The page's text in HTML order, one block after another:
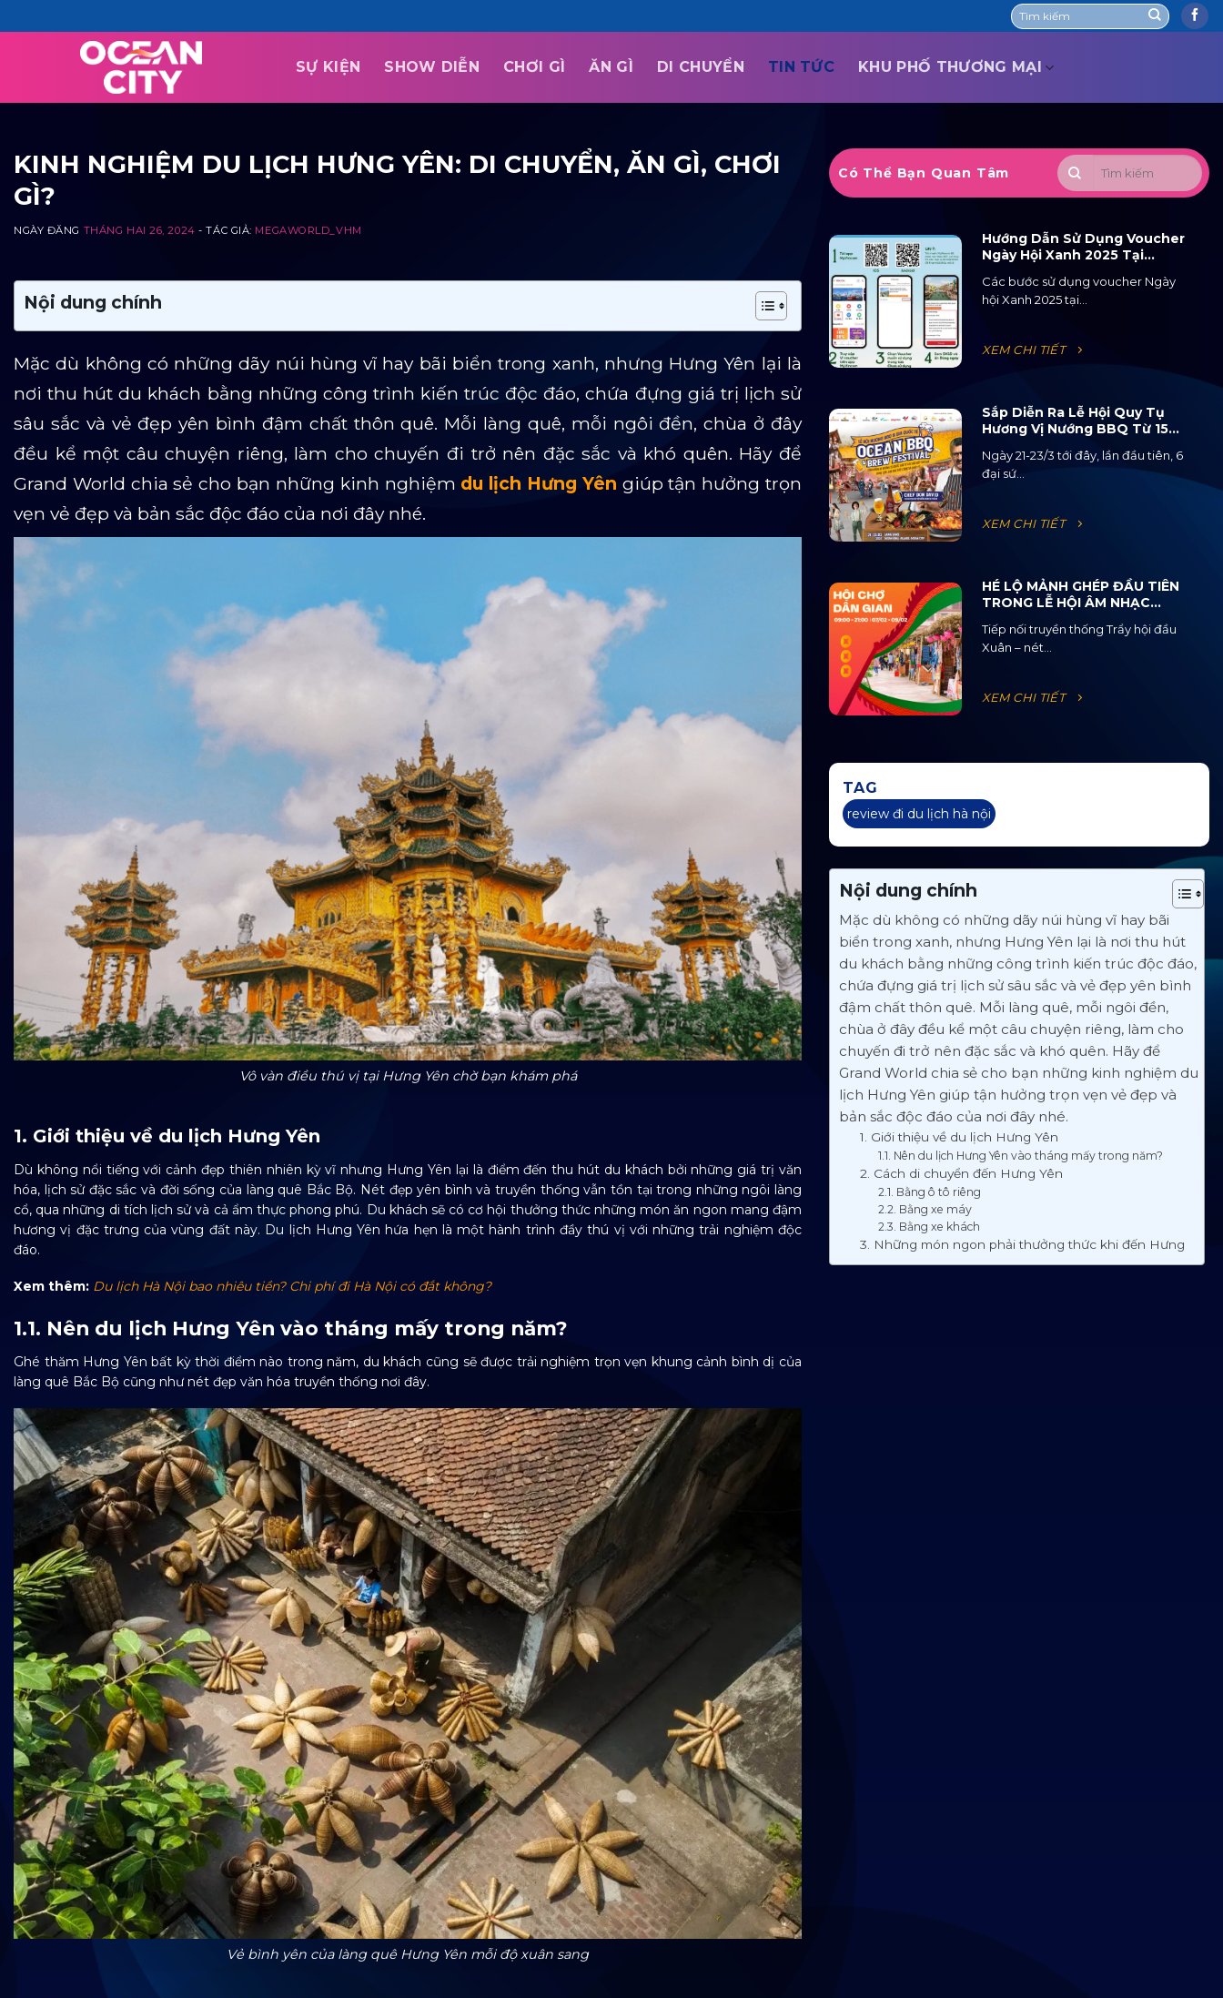
to
SỰ KIỆN SHOW DIỄN CHƠI GÌ ĂN GÌ DI CHUYỂN TIN TỨC KHU PHỐ THƯƠNG MẠI
KINH NGHIỆM DU LỊCH HƯNG YÊN: DI CHUYỂN, ĂN GÌ, CHƠI
GÌ?
NGÀY ĐĂNG THÁNG HAI 26, 2024 - TÁC GIẢ: MEGAWORLD_VHM
Nội dung chính
Mặc dù không có những dãy núi hùng vĩ hay bãi biển trong xanh, nhưng Hưng Yên lại là
nơi thu hút du khách bằng những công trình kiến trúc độc đáo, chứa đựng giá trị lịch sử
sâu sắc và vẻ đẹp yên bình đậm chất thôn quê. Mỗi làng quê, mỗi ngôi đền, chùa ở đây
đều kể một câu chuyện riêng, làm cho chuyến đi trở nên đặc sắc và khó quên. Hãy để
Grand World chia sẻ cho bạn những kinh nghiệm du lịch Hưng Yên giúp tận hưởng trọn
vẹn vẻ đẹp và bản sắc độc đáo của nơi đây nhé.
Vô vàn điều thú vị tại Hưng Yên chờ bạn khám phá
1. Giới thiệu về du lịch Hưng Yên
Dù không nổi tiếng với cảnh đẹp thiên nhiên kỳ vĩ nhưng Hưng Yên lại là điểm đến thu hút du khách bởi những giá trị văn
hóa, lịch sử đặc sắc và đời sống của làng quê Bắc Bộ. Nét đẹp yên bình và truyền thống vẫn tồn tại trong những ngôi làng
cổ, qua những di tích lịch sử và cả ẩm thực phong phú. Du khách sẽ có cơ hội thưởng thức những món ăn ngon mang đậm
hương vị đặc trưng của vùng đất này. Du lịch Hưng Yên hứa hẹn là một hành trình đầy thú vị với những trải nghiệm độc
đáo.
Xem thêm: Du lịch Hà Nội bao nhiêu tiền? Chi phí đi Hà Nội có đắt không?
1.1. Nên du lịch Hưng Yên vào tháng mấy trong năm?
Ghé thăm Hưng Yên bất kỳ thời điểm nào trong năm, du khách cũng sẽ được trải nghiệm trọn vẹn khung cảnh bình dị của
làng quê Bắc Bộ cũng như nét đẹp văn hóa truyền thống nơi đây.
Vẻ bình yên của làng quê Hưng Yên mỗi độ xuân sang
Có Thể Bạn Quan Tâm
Hướng Dẫn Sử Dụng Voucher
Ngày Hội Xanh 2025 Tại
Các bước sử dụng voucher Ngày
hội Xanh 2025 tại...
XEM CHI TIẾT
Sắp Diễn Ra Lễ Hội Quy Tụ
Hương Vị Nướng BBQ Từ 15
Quốc Gia Và 120 Loại Bia Thủ
Công
Ngày 21-23/3 tới đây, lần đầu tiên, 6
đại sứ...
XEM CHI TIẾT
HÉ LỘ MẢNH GHÉP ĐẦU TIÊN
TRONG LỄ HỘI ÂM NHẠC
2025
Tiếp nối truyền thống Trẩy hội đầu
Xuân – nét...
XEM CHI TIẾT
TAG
review đi du lịch hà nội
Nội dung chính
Mặc dù không có những dãy núi hùng vĩ hay bãi
biển trong xanh, nhưng Hưng Yên lại là nơi thu hút
du khách bằng những công trình kiến trúc độc đáo,
chứa đựng giá trị lịch sử sâu sắc và vẻ đẹp yên bình
đậm chất thôn quê. Mỗi làng quê, mỗi ngôi đền,
chùa ở đây đều kể một câu chuyện riêng, làm cho
chuyến đi trở nên đặc sắc và khó quên. Hãy để
Grand World chia sẻ cho bạn những kinh nghiệm du
lịch Hưng Yên giúp tận hưởng trọn vẹn vẻ đẹp và
bản sắc độc đáo của nơi đây nhé.
1. Giới thiệu về du lịch Hưng Yên
1.1. Nên du lịch Hưng Yên vào tháng mấy trong năm?
2. Cách di chuyển đến Hưng Yên
2.1. Bằng ô tô riêng
2.2. Bằng xe máy
2.3. Bằng xe khách
3. Những món ngon phải thưởng thức khi đến Hưng
Yên